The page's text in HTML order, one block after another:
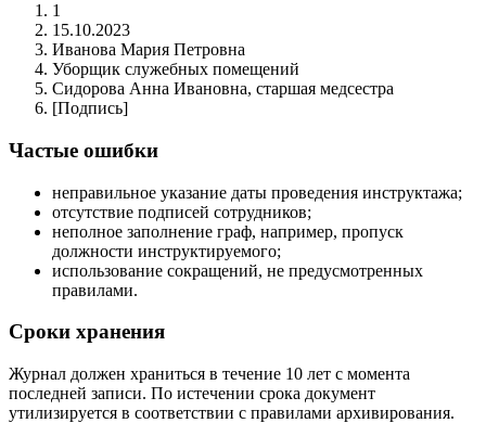
1
15.10.2023
Иванова Мария Петровна
Уборщик служебных помещений
Сидорова Анна Ивановна, старшая медсестра
[Подпись]
Частые ошибки
неправильное указание даты проведения инструктажа;
отсутствие подписей сотрудников;
неполное заполнение граф, например, пропуск
должности инструктируемого;
использование сокращений, не предусмотренных
правилами.
Сроки хранения
Журнал должен храниться в течение 10 лет с момента
последней записи. По истечении срока документ
утилизируется в соответствии с правилами архивирования.